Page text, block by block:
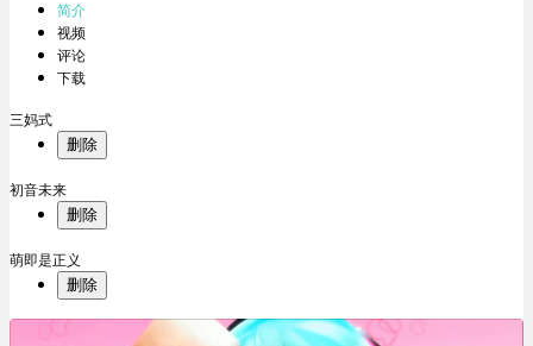
简介
视频
评论
下载
三妈式
删除
初音未来
删除
萌即是正义
删除